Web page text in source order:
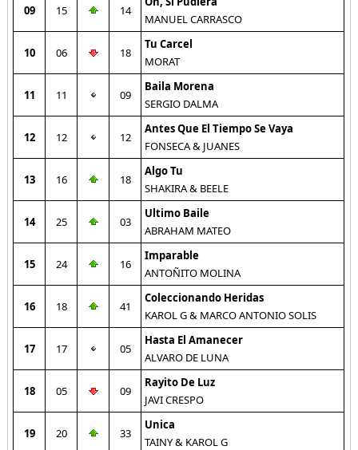
09 15 14
MANUEL CARRASCO
10 06 18
Tu Carcel
MORAT
11 11 09
Baila Morena
SERGIO DALMA
12 12 12
Antes Que El Tiempo Se Vaya
FONSECA & JUANES
13 16 18
Algo Tu
SHAKIRA & BEELE
14 25 03
Ultimo Baile
ABRAHAM MATEO
15 24 16
Imparable
ANTOÑITO MOLINA
16 18 41
Coleccionando Heridas
KAROL G & MARCO ANTONIO SOLIS
17 17 05
Hasta El Amanecer
ALVARO DE LUNA
18 05 09
Rayito De Luz
JAVI CRESPO
19 20 33
Unica
TAINY & KAROL G